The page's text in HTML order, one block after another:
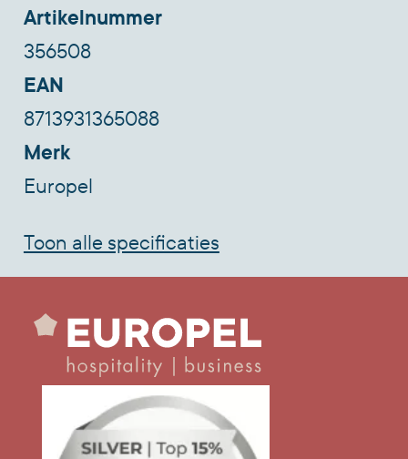
inkt mogelijk. 2 omkeerbare punten
beschikbaar: rond en beitel. Gemakkelijk
van niet-poreuze oppervaktes te
verwijderen met een droge of vochtige
doek.
Artikelnummer
356508
EAN
8713931365088
Merk
Europel
Toon alle specificaties